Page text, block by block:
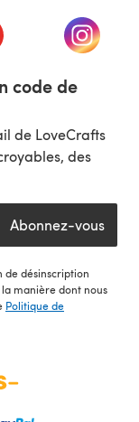
onglet)
dans un(s'ouvre
code de
de LoveCrafts
des
Abonnez-vous
de désinscription
manière dont nous
Politique de